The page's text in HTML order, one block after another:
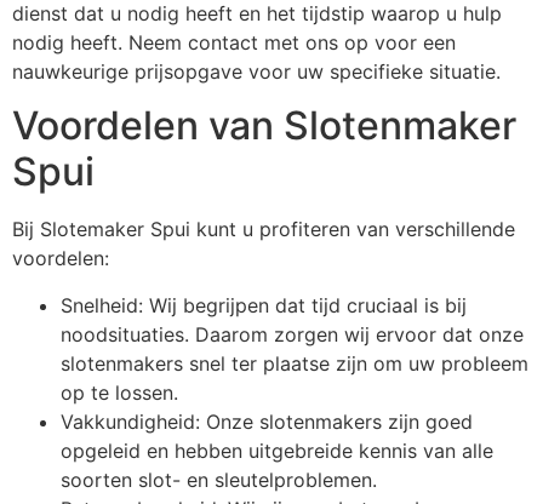
dienst dat u nodig heeft en het tijdstip waarop u hulp
nodig heeft. Neem contact met ons op voor een
nauwkeurige prijsopgave voor uw specifieke situatie.
Voordelen van Slotenmaker
Spui
Bij Slotemaker Spui kunt u profiteren van verschillende
voordelen:
Snelheid: Wij begrijpen dat tijd cruciaal is bij
noodsituaties. Daarom zorgen wij ervoor dat onze
slotenmakers snel ter plaatse zijn om uw probleem
op te lossen.
Vakkundigheid: Onze slotenmakers zijn goed
opgeleid en hebben uitgebreide kennis van alle
soorten slot- en sleutelproblemen.